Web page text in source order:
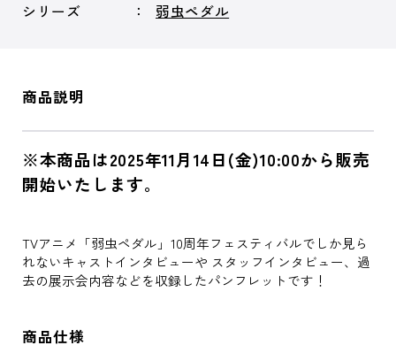
シリーズ
弱虫ペダル
商品説明
※本商品は2025年11月14日(金)10:00から販売
開始いたします。
TVアニメ「弱虫ペダル」10周年フェスティバルでしか見ら
れないキャストインタビューや スタッフインタビュー、過
去の展示会内容などを収録したパンフレットです！
商品仕様